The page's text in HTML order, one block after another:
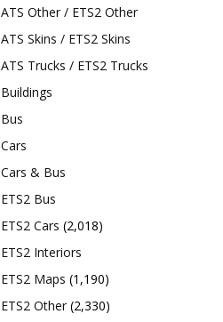
ATS Other / ETS2 Other
ATS Skins / ETS2 Skins
ATS Trucks / ETS2 Trucks
Buildings
Bus
Cars
Cars & Bus
ETS2 Bus
ETS2 Cars (2,018)
ETS2 Interiors
ETS2 Maps (1,190)
ETS2 Other (2,330)